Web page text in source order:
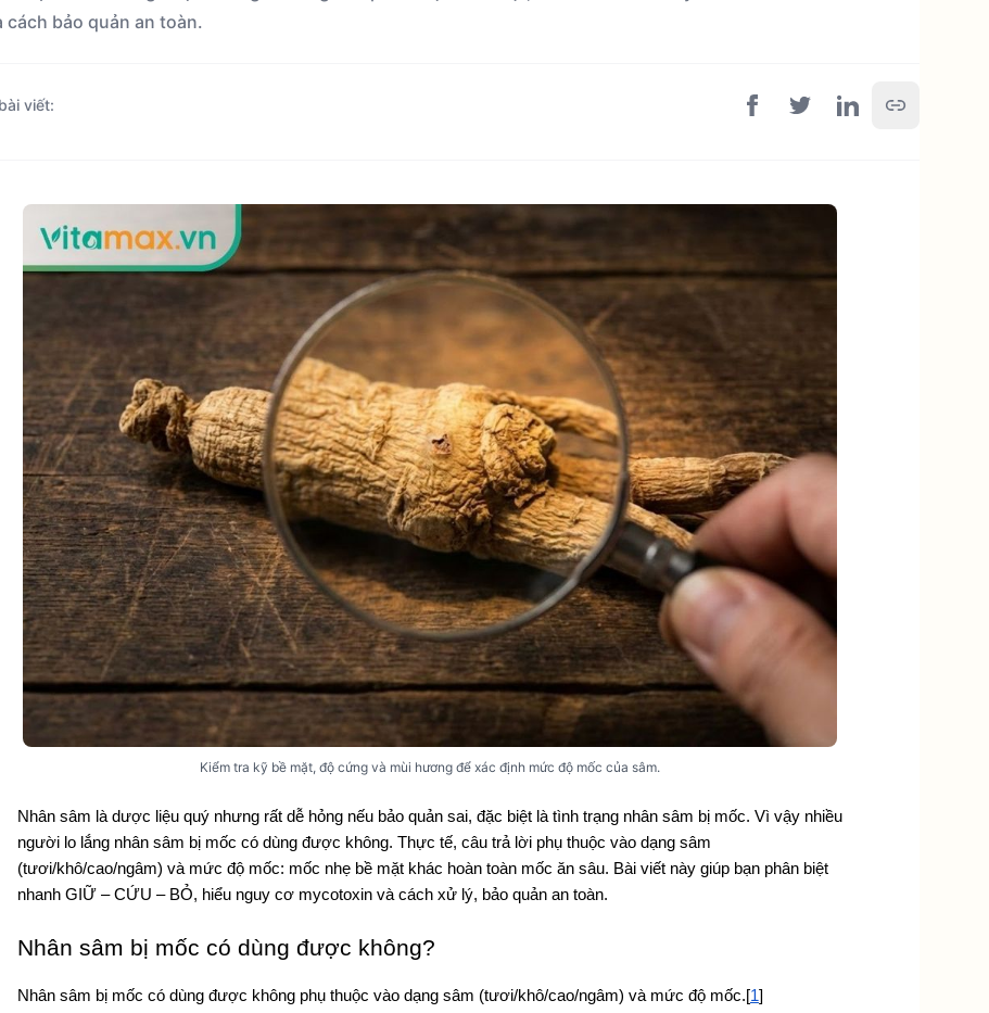
cách bảo quản an toàn.
viết:
Kiểm tra kỹ bề mặt, độ cứng và mùi hương để xác định mức độ mốc của sâm.
Nhân sâm là dược liệu quý nhưng rất dễ hỏng nếu bảo quản sai, đặc biệt là tình trạng nhân sâm bị mốc. Vì vậy nhiều
người lo lắng nhân sâm bị mốc có dùng được không. Thực tế, câu trả lời phụ thuộc vào dạng sâm
(tươi/khô/cao/ngâm) và mức độ mốc: mốc nhẹ bề mặt khác hoàn toàn mốc ăn sâu. Bài viết này giúp bạn phân biệt
nhanh GIỮ – CỨU – BỎ, hiểu nguy cơ mycotoxin và cách xử lý, bảo quản an toàn.
Nhân sâm bị mốc có dùng được không?
Nhân sâm bị mốc có dùng được không phụ thuộc vào dạng sâm (tươi/khô/cao/ngâm) và mức độ mốc.[1]